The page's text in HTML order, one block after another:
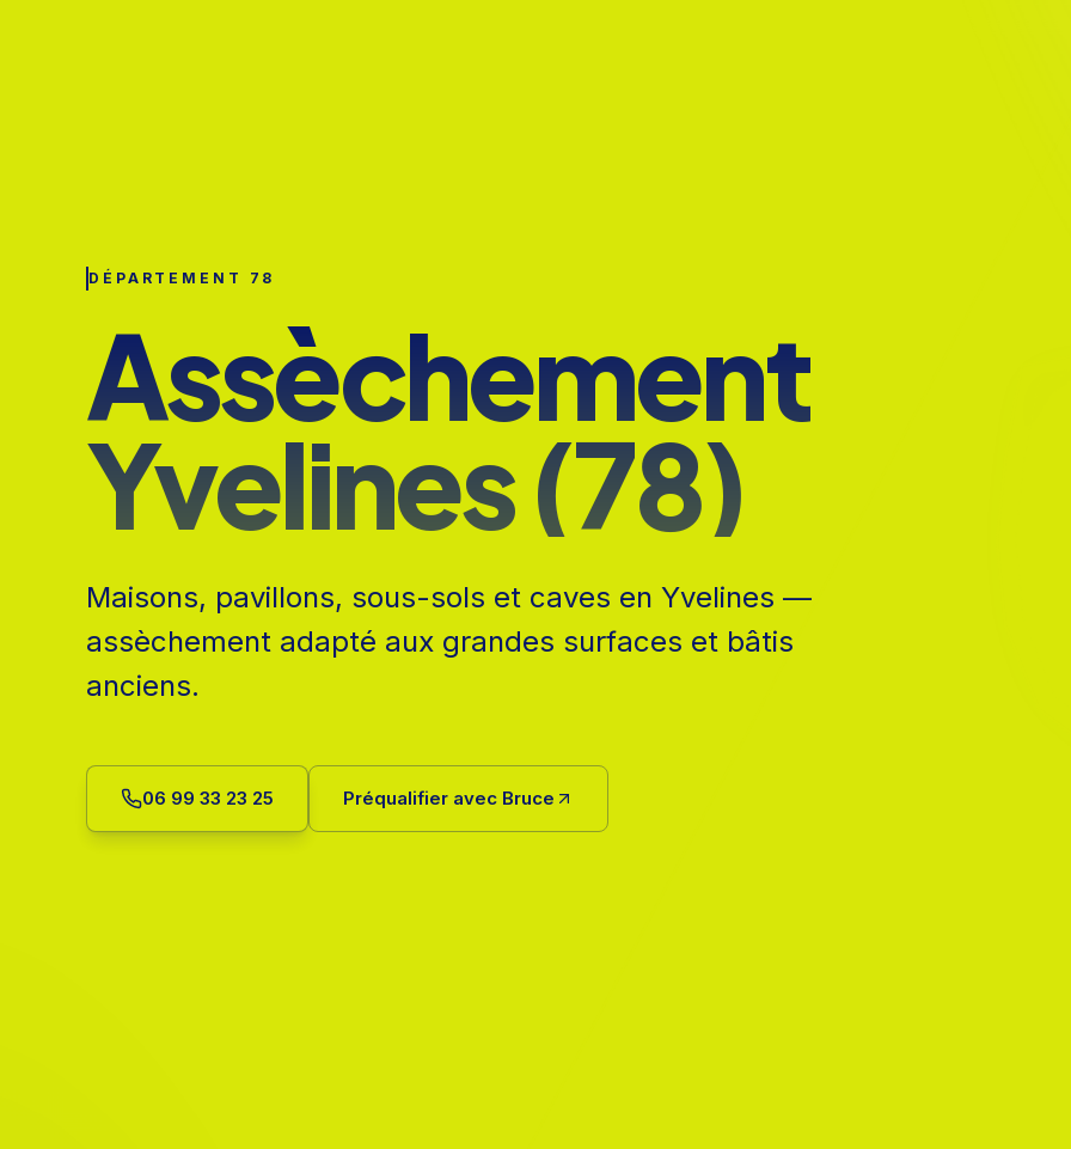
DÉPARTEMENT 78
Assèchement
Yvelines (78)
Maisons, pavillons, sous-sols et caves en Yvelines —
assèchement adapté aux grandes surfaces et bâtis
anciens.
06 99 33 23 25 Préqualifier avec Bruce